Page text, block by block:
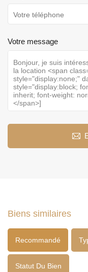
Votre message
Biens similaires
Recommandé
Statut Du Bien